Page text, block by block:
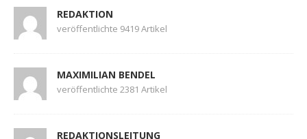
REDAKTION
veröffentlichte 9419 Artikel
MAXIMILIAN BENDEL
veröffentlichte 2381 Artikel
REDAKTIONSLEITUNG